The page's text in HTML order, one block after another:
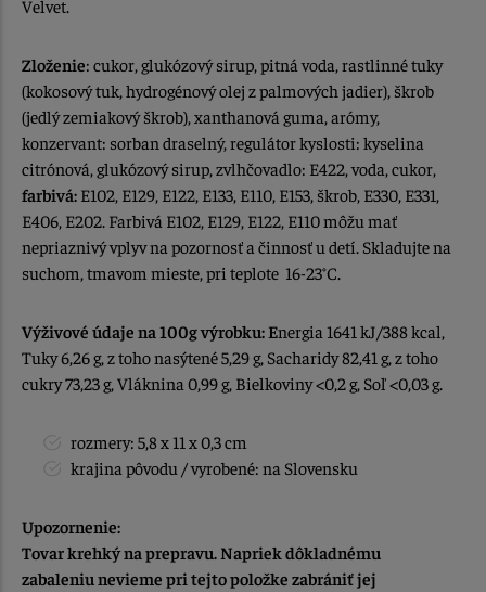
Velvet.
Zloženie: cukor, glukózový sirup, pitná voda, rastlinné tuky
(kokosový tuk, hydrogénový olej z palmových jadier), škrob
(jedlý zemiakový škrob), xanthanová guma, arómy,
konzervant: sorban draselný, regulátor kyslosti: kyselina
citrónová, glukózový sirup, zvlhčovadlo: E422, voda, cukor,
farbivá: E102, E129, E122, E133, E110, E153, škrob, E330, E331,
E406, E202. Farbivá E102, E129, E122, E110 môžu mať
nepriaznivý vplyv na pozornosť a činnosť u detí. Skladujte na
suchom, tmavom mieste, pri teplote 16-23°C.
Výživové údaje na 100g výrobku: Energia 1641 kJ/388 kcal,
Tuky 6,26 g, z toho nasýtené 5,29 g, Sacharidy 82,41 g, z toho
cukry 73,23 g, Vláknina 0,99 g, Bielkoviny <0,2 g, Soľ <0,03 g.
rozmery: 5,8 x 11 x 0,3 cm
krajina pôvodu / vyrobené: na Slovensku
Upozornenie:
Tovar krehký na prepravu. Napriek dôkladnému
zabaleniu nevieme pri tejto položke zabrániť jej